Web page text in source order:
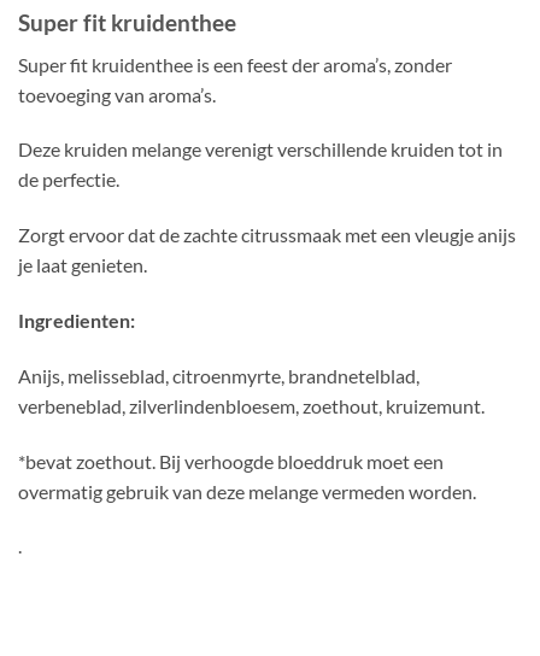
Super fit kruidenthee
Super fit kruidenthee is een feest der aroma’s, zonder
toevoeging van aroma’s.
Deze kruiden melange verenigt verschillende kruiden tot in
de perfectie.
Zorgt ervoor dat de zachte citrussmaak met een vleugje anijs
je laat genieten.
Ingredienten:
Anijs, melisseblad, citroenmyrte, brandnetelblad,
verbeneblad, zilverlindenbloesem, zoethout, kruizemunt.
*bevat zoethout. Bij verhoogde bloeddruk moet een
overmatig gebruik van deze melange vermeden worden.
.